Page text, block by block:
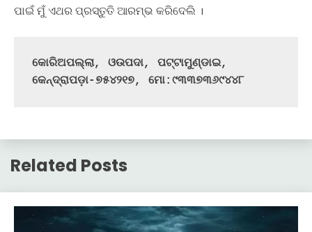
ପାଇଁ ମୁଁ ଏଥର ପ୍ରସ୍ତୁତି ଆରମ୍ଭ କରିଦେଲି ।
କୋରିଅପଲ୍ଲା, ଓଉପଦା, ପଟ୍ଟାମୁଣ୍ଡାଇ,
କେନ୍ଦ୍ରାପଡ଼ା-୭୫୪୨୧୭, ମୋ:୯୩୩୭୩୬୯୪୪୮
Related Posts